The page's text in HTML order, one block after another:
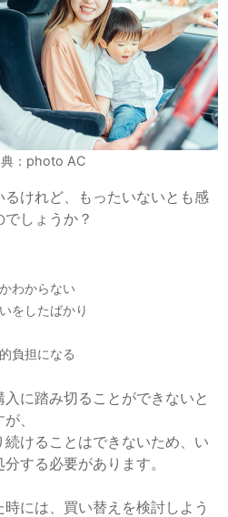
：photo AC
けれど、もったいないとも感
しょうか？
わからない
をしたばかり
負担になる
に踏み切ることができないと
、
けることはできないため、い
する必要があります。
には、買い替えを検討しよう